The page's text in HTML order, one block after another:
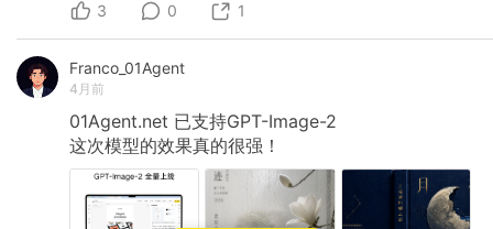
3 0 1
Franco_01Agent
4月前
01Agent.net 已支持GPT-Image-2
这次模型的效果真的很强！